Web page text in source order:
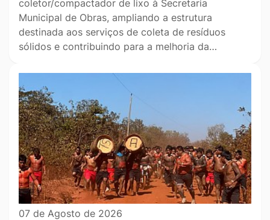
coletor/compactador de lixo à Secretaria
Municipal de Obras, ampliando a estrutura
destinada aos serviços de coleta de resíduos
sólidos e contribuindo para a melhoria da…
07 de Agosto de 2026